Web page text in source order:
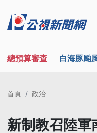
總預算審查 白海豚颱
首頁 政治
新制教召陸軍